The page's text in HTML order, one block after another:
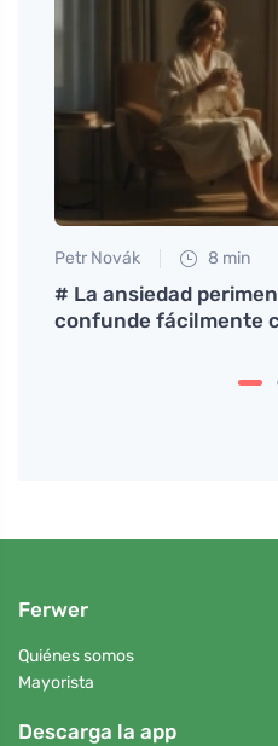
Petr Novák 8 min
# La ansiedad
confunde fácilmente
Ferwer
Quiénes somos
Mayorista
Descarga la app